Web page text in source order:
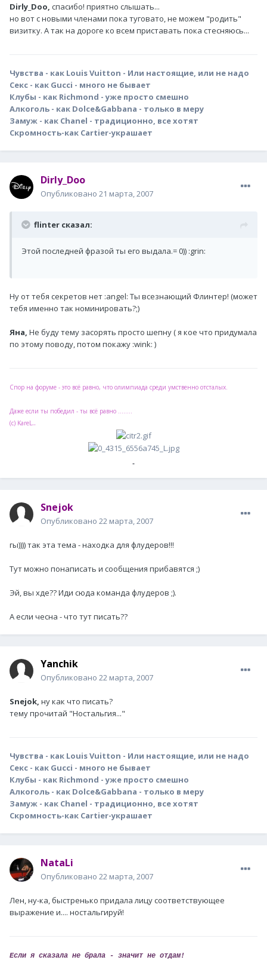
Dirly_Doo, спасибо! приятно слышать...
но вот с новыми членами пока туговато, не можем "родить"
визитку. А так на дороге ко всем приставать пока стесняюсь...
Чувства - как Louis Vuitton - Или настоящие, или не надо
Секс - как Gucci - много не бывает
Клубы - как Richmond - уже просто смешно
Алкоголь - как Dolce&Gabbana - только в меру
Замуж - как Chanel - традиционно, все хотят
Скромность-как Cartier-украшает
Dirly_Doo
Опубликовано 21 марта, 2007
flinter сказал:
Этой последней фразой ты его выдала.= 0)) :grin:
Ну от тебя секретов нет :angel: Ты всезнающий Флинтер! (может
тебя именно так номинировать?;)
Яна, Не буду тему засорять просто шепну ( я кое что придумала
по этому поводу, потом покажу :wink: )
Спор на форуме - это всё равно, что олимпиада среди умственно отсталых.
Даже если ты победил - ты всё равно ........
(с) KareL..
Snejok
Опубликовано 22 марта, 2007
гы)))) так эта тема - находка для флудеров!!!
Тут можно понаписать и сообщения прибавятся ;)
Эй, вы хде?? Иди сюда команда флудеров ;).
А если чесна - что тут писать??
Yanchik
Опубликовано 22 марта, 2007
Snejok, ну как что писать?
тему прочитай "Ностальгия..."
Чувства - как Louis Vuitton - Или настоящие, или не надо
Секс - как Gucci - много не бывает
Клубы - как Richmond - уже просто смешно
Алкоголь - как Dolce&Gabbana - только в меру
Замуж - как Chanel - традиционно, все хотят
Скромность-как Cartier-украшает
NataLi
Опубликовано 22 марта, 2007
Лен, ну-ка, быстренько придала лицу соответствующее
выражение и.... ностальгируй!
Если я сказала не брала - значит не отдам!